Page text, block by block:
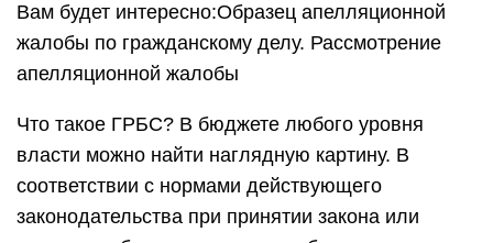
Вам будет интересно:Образец апелляционной
жалобы по гражданскому делу. Рассмотрение
апелляционной жалобы
Что такое ГРБС? В бюджете любого уровня
власти можно найти наглядную картину. В
соответствии с нормами действующего
законодательства при принятии закона или